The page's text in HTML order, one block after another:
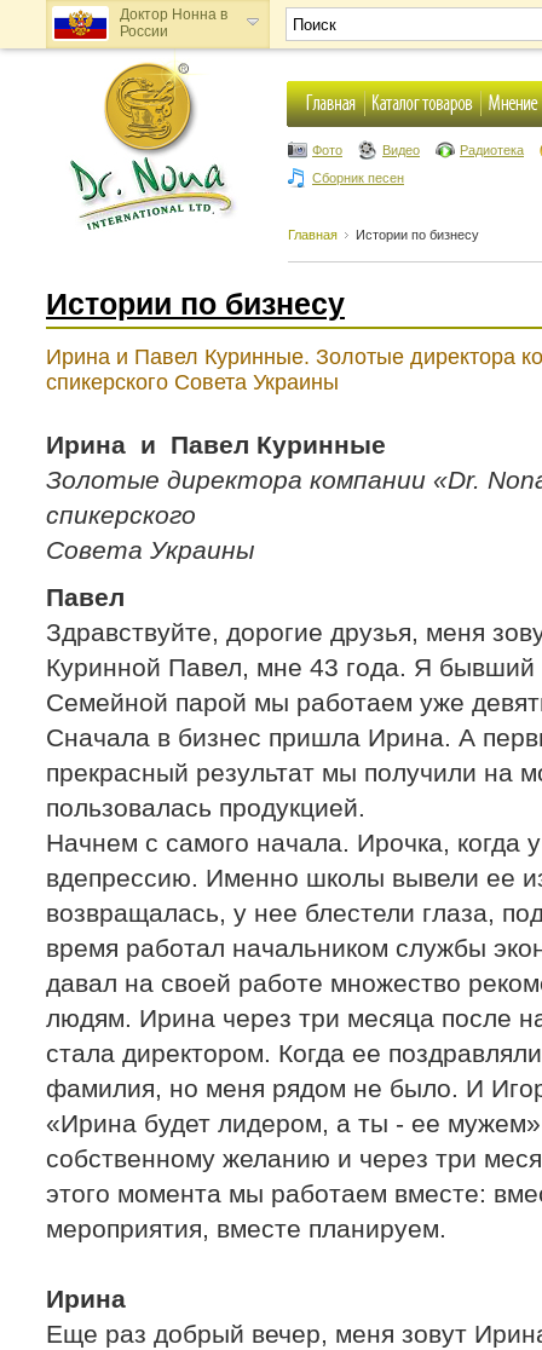
Доктор Нонна в
России
Доктор Нонна в
Украине
Фото Видео
Радиотека
Сборник песен
Главная Истории по бизнесу
Истории по бизнесу
Ирина и Павел Куринные. Золотые директора
спикерского Совета Украины
Ирина и Павел Куринные
Золотые директора компании «Dr.
спикерского
Совета Украины
Павел
Здравствуйте, дорогие друзья, меня
Куринной Павел, мне 43 года. Я
Семейной парой мы работаем уже
Сначала в бизнес пришла Ирина. А
прекрасный результат мы получили на
пользовалась продукцией.
Начнем с самого начала. Ирочка, когда
вдепрессию. Именно школы вывели ее
возвращалась, у нее блестели глаза,
время работал начальником службы
давал на своей работе множество
людям. Ирина через три месяца после
стала директором. Когда ее
фамилия, но меня рядом не было. И
«Ирина будет лидером, а ты - ее
собственному желанию и через три
этого момента мы работаем вместе:
мероприятия, вместе планируем.
Ирина
Еще раз добрый вечер, меня зовут